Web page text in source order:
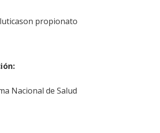
propionato
Nacional de Salud